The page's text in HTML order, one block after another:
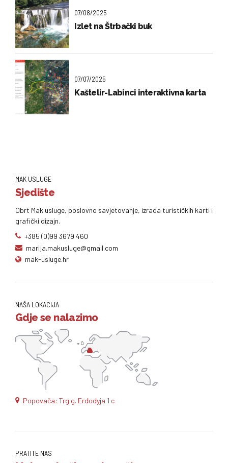
07/08/2025
Izlet na Štrbački buk
07/07/2025
Kaštelir-Labinci interaktivna karta
MAK USLUGE
Sjedište
Obrt Mak usluge, poslovno savjetovanje, izrada turističkih karti i
grafički dizajn.
+385 (0)99 3679 460
marija.makusluge@gmail.com
mak-usluge.hr
NAŠA LOKACIJA
Gdje se nalazimo
Popovača: Trg g. Erdodyja 1 c
PRATITE NAS